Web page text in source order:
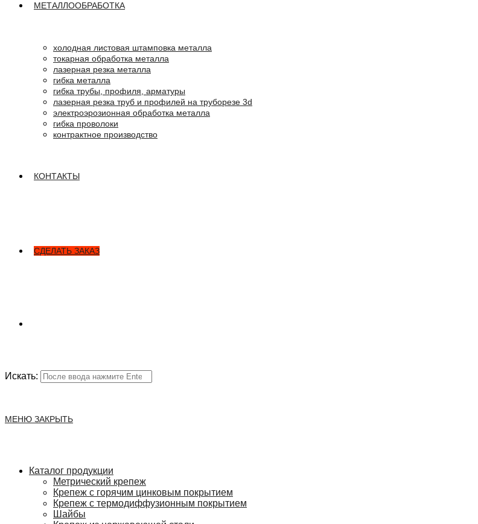
МЕТАЛЛООБРАБОТКА
холодная листовая штамповка металла
токарная обработка металла
лазерная резка металла
гибка металла
гибка трубы, профиля, арматуры
лазерная резка труб и профилей на труборезе 3d
электроэрозионная обработка металла
гибка проволоки
контрактное производство
КОНТАКТЫ
СДЕЛАТЬ ЗАКАЗ
Искать:
МЕНЮ ЗАКРЫТЬ
Каталог продукции
Метрический крепеж
Крепеж с горячим цинковым покрытием
Крепеж с термодиффузионным покрытием
Шайбы